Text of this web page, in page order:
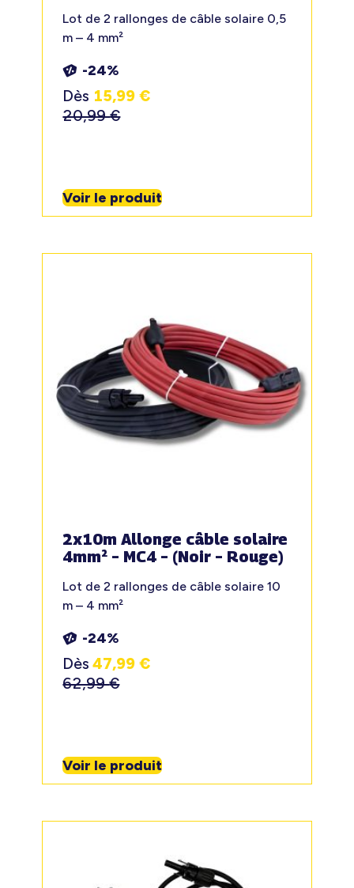
Lot de 2 rallonges de câble solaire 0,5
m – 4 mm²
-24%
Dès 15,99€
20,99€
Voir le produit
2x10m Allonge câble solaire
4mm² – MC4 – (Noir – Rouge)
Lot de 2 rallonges de câble solaire 10
m – 4 mm²
-24%
Dès 47,99€
62,99€
Voir le produit